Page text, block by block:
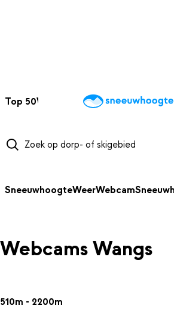
Top 50Webcams Wintersportweer
SneeuwhoogteWeerWebcam
Webcams Wangs
510m - 2200m